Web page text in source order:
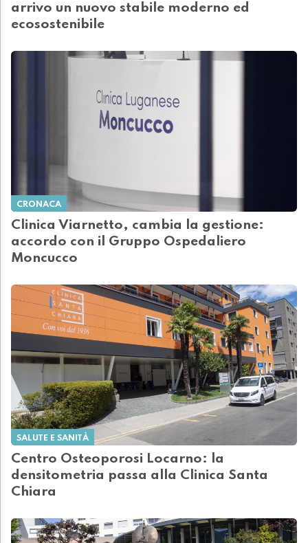
arrivo un nuovo stabile moderno ed
ecosostenibile
CRONACA
Clinica Viarnetto, cambia la gestione:
accordo con il Gruppo Ospedaliero
Moncucco
SALUTE E SANITÀ
Centro Osteoporosi Locarno: la
densitometria passa alla Clinica Santa
Chiara